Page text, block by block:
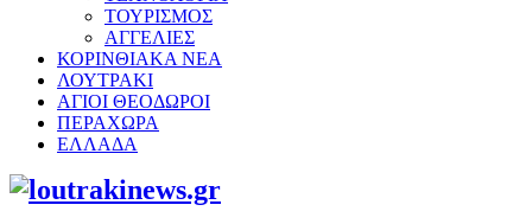
ΤΟΥΡΙΣΜΟΣ
ΑΓΓΕΛΙΕΣ
ΚΟΡΙΝΘΙΑΚΑ ΝΕΑ
ΛΟΥΤΡΑΚΙ
ΑΓΙΟΙ ΘΕΟΔΩΡΟΙ
ΠΕΡΑΧΩΡΑ
ΕΛΛΑΔΑ
Facebook
Twitter
Instagram
Pinterest
Youtube